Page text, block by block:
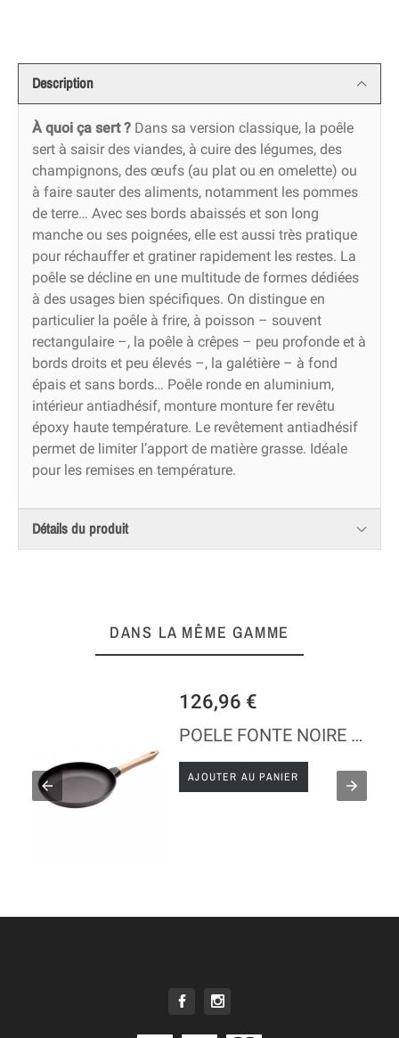
Description
À quoi ça sert ? Dans sa version classique, la poêle
sert à saisir des viandes, à cuire des légumes, des
champignons, des œufs (au plat ou en omelette) ou
à faire sauter des aliments, notamment les pommes
de terre… Avec ses bords abaissés et son long
manche ou ses poignées, elle est aussi très pratique
pour réchauffer et gratiner rapidement les restes. La
poêle se décline en une multitude de formes dédiées
à des usages bien spécifiques. On distingue en
particulier la poêle à frire, à poisson – souvent
rectangulaire –, la poêle à crêpes – peu profonde et à
bords droits et peu élevés –, la galétière – à fond
épais et sans bords… Poêle ronde en aluminium,
intérieur antiadhésif, monture monture fer revêtu
époxy haute température. Le revêtement antiadhésif
permet de limiter l’apport de matière grasse. Idéale
pour les remises en température.
Détails du produit
DANS LA MÊME GAMME
POELE FONTE NOIRE - STAUB
AJOUTER AU PANIER